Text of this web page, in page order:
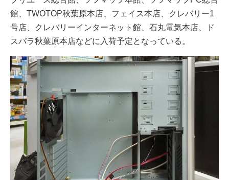
館、TWOTOP秋葉原本店、フェイス本店、クレバリー1
号店、クレバリーインターネット館、石丸電気本店、ド
スパラ秋葉原本店などに入荷予定となっている。